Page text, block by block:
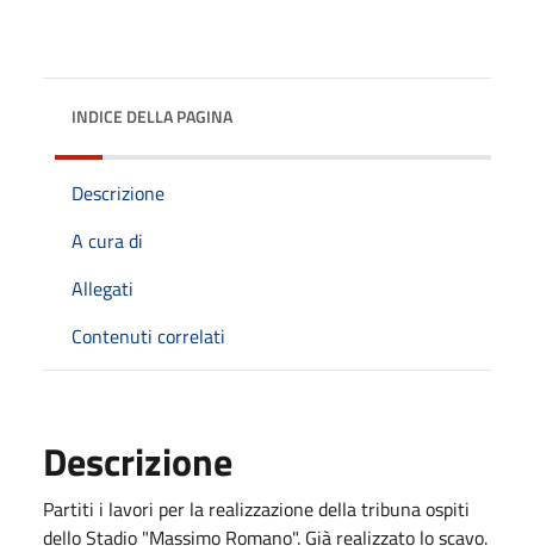
INDICE DELLA PAGINA
Descrizione
A cura di
Allegati
Contenuti correlati
Descrizione
Partiti i lavori per la realizzazione della tribuna ospiti
dello Stadio "Massimo Romano". Già realizzato lo scavo.